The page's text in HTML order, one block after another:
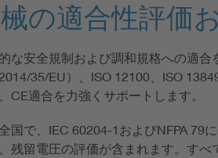
の適合性評価
な安全規制および調和規格への適
35/EU）、ISO 12100、ISO
CE適合を力強くサポートします。
国で、IEC 60204-1およびNFPA 79
残留電圧の評価が含まれます。す